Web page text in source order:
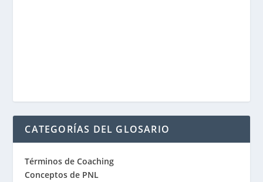
CATEGORÍAS DEL GLOSARIO
Términos de Coaching
Conceptos de PNL